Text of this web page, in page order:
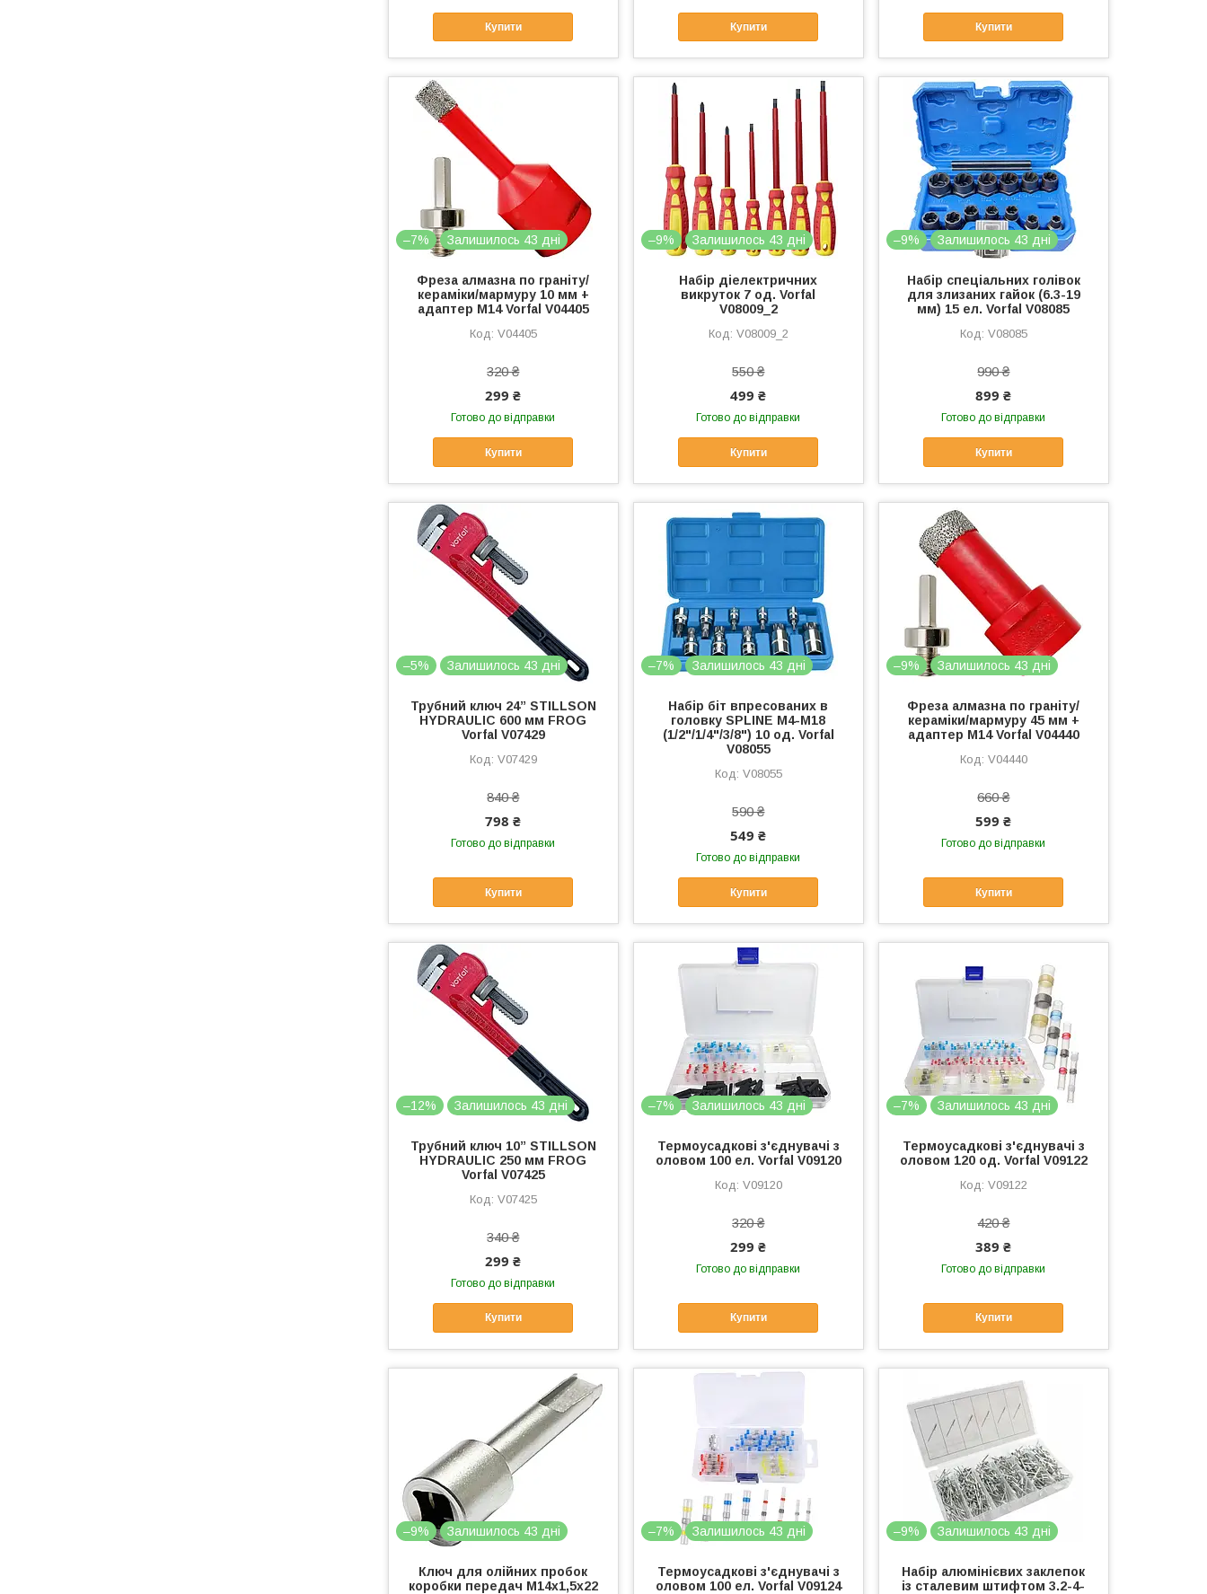
Купити Купити Купити
–7% Залишилось 43 дні
Фреза алмазна по граніту/
кераміки/мармуру 10 мм +
адаптер М14 Vorfal V04405
V04405
320 ₴
299 ₴
Готово до відправки
Купити
–9% Залишилось 43 дні
Набір діелектричних
викруток 7 од. Vorfal
V08009_2
V08009_2
550 ₴
499 ₴
Готово до відправки
Купити
–9% Залишилось 43 дні
Набір спеціальних голівок
для злизаних гайок (6.3-19
мм) 15 ел. Vorfal V08085
V08085
990 ₴
899 ₴
Готово до відправки
Купити
–5% Залишилось 43 дні
Трубний ключ 24” STILLSON
HYDRAULIC 600 мм FROG
Vorfal V07429
V07429
840 ₴
798 ₴
Готово до відправки
Купити
–7% Залишилось 43 дні
Набір біт впресованих в
головку SPLINE М4-М18
(1/2"/1/4"/3/8") 10 од. Vorfal
V08055
V08055
590 ₴
549 ₴
Готово до відправки
Купити
–9% Залишилось 43 дні
Фреза алмазна по граніту/
кераміки/мармуру 45 мм +
адаптер М14 Vorfal V04440
V04440
660 ₴
599 ₴
Готово до відправки
Купити
–12% Залишилось 43 дні
Трубний ключ 10” STILLSON
HYDRAULIC 250 мм FROG
Vorfal V07425
V07425
340 ₴
299 ₴
Готово до відправки
Купити
–7% Залишилось 43 дні
Термоусадкові з'єднувачі з
оловом 100 ел. Vorfal V09120
V09120
320 ₴
299 ₴
Готово до відправки
Купити
–7% Залишилось 43 дні
Термоусадкові з'єднувачі з
оловом 120 од. Vorfal V09122
V09122
420 ₴
389 ₴
Готово до відправки
Купити
–9% Залишилось 43 дні
Ключ для олійних пробок
коробки передач M14x1,5x22
–7% Залишилось 43 дні
Термоусадкові з'єднувачі з
оловом 100 ел. Vorfal V09124
–9% Залишилось 43 дні
Набір алюмінієвих заклепок
із сталевим штифтом 3.2-4-